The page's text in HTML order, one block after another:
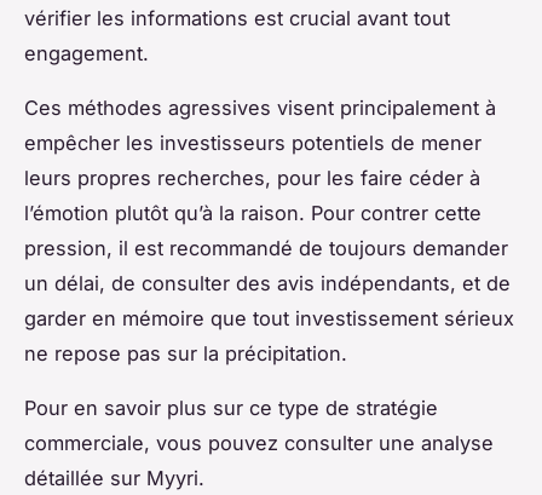
vérifier les informations est crucial avant tout
engagement.
Ces méthodes agressives visent principalement à
empêcher les investisseurs potentiels de mener
leurs propres recherches, pour les faire céder à
l’émotion plutôt qu’à la raison. Pour contrer cette
pression, il est recommandé de toujours demander
un délai, de consulter des avis indépendants, et de
garder en mémoire que tout investissement sérieux
ne repose pas sur la précipitation.
Pour en savoir plus sur ce type de stratégie
commerciale, vous pouvez consulter une analyse
détaillée sur Myyri.